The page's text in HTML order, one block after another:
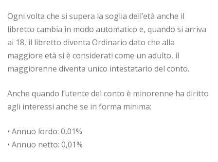
Ogni volta che si supera la soglia dell’età anche il
libretto cambia in modo automatico e, quando si arriva
ai 18, il libretto diventa Ordinario dato che alla
maggiore età si è considerati come un adulto, il
maggiorenne diventa unico intestatario del conto.
Anche quando l’utente del conto è minorenne ha diritto
agli interessi anche se in forma minima:
• Annuo lordo: 0,01%
• Annuo netto: 0,01%